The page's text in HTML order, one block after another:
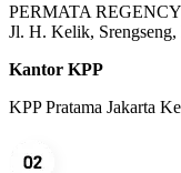
PERMATA REGENCY
Jl. H. Kelik, Srengseng,
Kantor KPP
KPP Pratama Jakarta